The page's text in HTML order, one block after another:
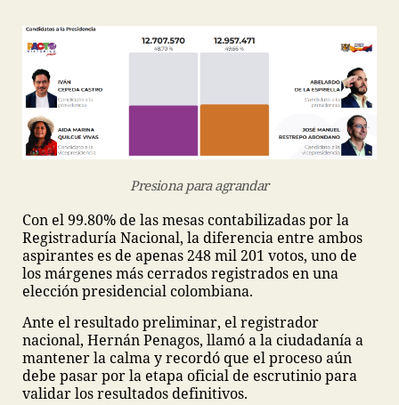
Presiona para agrandar
Con el 99.80% de las mesas contabilizadas por la
Registraduría Nacional, la diferencia entre ambos
aspirantes es de apenas 248 mil 201 votos, uno de
los márgenes más cerrados registrados en una
elección presidencial colombiana.
Ante el resultado preliminar, el registrador
nacional, Hernán Penagos, llamó a la ciudadanía a
mantener la calma y recordó que el proceso aún
debe pasar por la etapa oficial de escrutinio para
validar los resultados definitivos.